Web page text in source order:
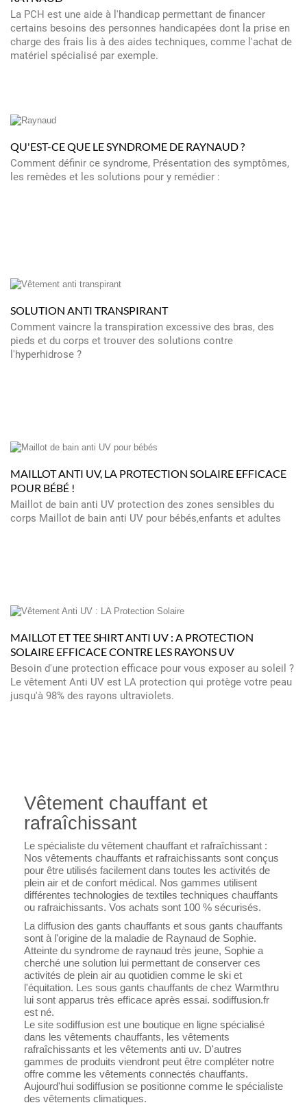
La PCH est une aide à l'handicap permettant de financer
certains besoins des personnes handicapées dont la prise en
charge des frais lis à des aides techniques, comme l'achat de
matériel spécialisé par exemple.
QU'EST-CE QUE LE SYNDROME DE RAYNAUD ?
Comment définir ce syndrome, Présentation des symptômes,
les remèdes et les solutions pour y remédier :
SOLUTION ANTI TRANSPIRANT
Comment vaincre la transpiration excessive des bras, des
pieds et du corps et trouver des solutions contre
l'hyperhidrose ?
MAILLOT ANTI UV, LA PROTECTION SOLAIRE EFFICACE
POUR BÉBÉ !
Maillot de bain anti UV protection des zones sensibles du
corps Maillot de bain anti UV pour bébés,enfants et adultes
MAILLOT ET TEE SHIRT ANTI UV : A PROTECTION
SOLAIRE EFFICACE CONTRE LES RAYONS UV
Besoin d'une protection efficace pour vous exposer au soleil ?
Le vêtement Anti UV est LA protection qui protège votre peau
jusqu'à 98% des rayons ultraviolets.
Vêtement chauffant et
rafraîchissant
Le spécialiste du vêtement chauffant et rafraîchissant :
Nos vêtements chauffants et rafraichissants sont conçus
pour être utilisés facilement dans toutes les activités de
plein air et de confort médical. Nos gammes utilisent
différentes technologies de textiles techniques chauffants
ou rafraichissants. Vos achats sont 100 % sécurisés.
La diffusion des gants chauffants et sous gants chauffants
sont à l'origine de la maladie de Raynaud de Sophie.
Atteinte du syndrome de raynaud très jeune, Sophie a
cherché une solution lui permettant de conserver ces
activités de plein air au quotidien comme le ski et
l'équitation. Les sous gants chauffants de chez Warmthru
lui sont apparus très efficace après essai. sodiffusion.fr
est né.
Le site sodiffusion est une boutique en ligne spécialisé
dans les vêtements chauffants, les vêtements
rafraîchissants et les vêtements anti uv. D'autres
gammes de produits viendront peut être compléter notre
offre comme les vêtements connectés chauffants.
Aujourd'hui sodiffusion se positionne comme le spécialiste
des vêtements climatiques.